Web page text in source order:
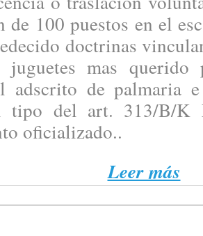
de 100 puestos en el
doctrinas
mas querido
adscrito de palmaria
tipo del art. 313/B/K
oficializado..
Leer más